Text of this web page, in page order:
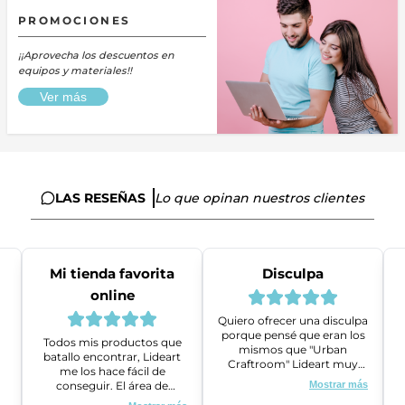
PROMOCIONES
¡¡Aprovecha los descuentos en
equipos y materiales!!
Ver más
LAS RESEÑAS Lo que opinan nuestros clientes
Mi tienda favorita
online
Todos mis productos que
batallo encontrar, Lideart
me los hace fácil de
conseguir. El área de
ventas es super amable y
Disculpa
Quiero ofrecer una disculpa
porque pensé que eran los
mismos que "Urban
Craftroom" Lideart muy
amables me ayudaron a
gestionar un problema que
Mostrar más